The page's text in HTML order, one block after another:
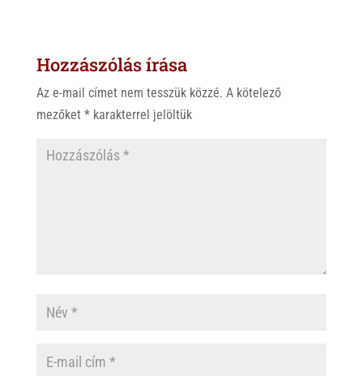
A
p
o
k
Hozzászólás írása
Az e-mail címet nem tesszük közzé. A kötelező
mezőket *karakterrel jelöltük